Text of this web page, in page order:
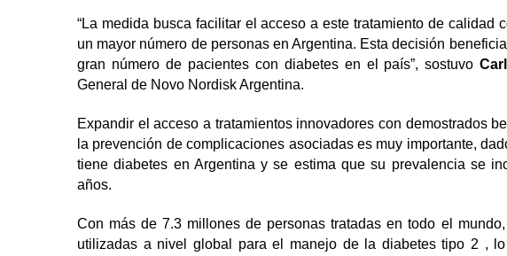
“La medida busca facilitar el acceso a este tratamiento de calidad
un mayor número de personas en Argentina. Esta decisión
gran número de pacientes con diabetes en el país”, sostuvo
General de Novo Nordisk Argentina.
Expandir el acceso a tratamientos innovadores con demostrados
la prevención de complicaciones asociadas es muy importante,
tiene diabetes en Argentina y se estima que su prevalencia se
años.
Con más de 7.3 millones de personas tratadas en todo el
utilizadas a nivel global para el manejo de la diabetes tipo 2 ,